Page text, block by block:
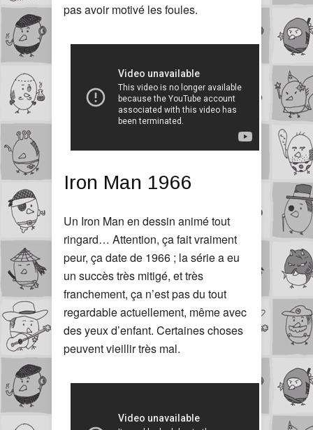
pas avoir motivé les foules.
Iron Man 1966
Un Iron Man en dessin animé tout
ringard… Attention, ça fait vraiment
peur, ça date de 1966 ; la série a eu
un succès très mitigé, et très
franchement, ça n’est pas du tout
regardable actuellement, même avec
des yeux d’enfant. Certaines choses
peuvent vieillir très mal.